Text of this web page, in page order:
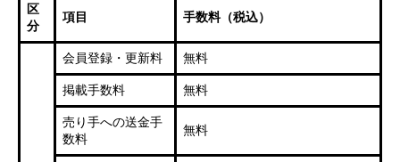
区
分
項目 手数料（税込）
会員登録・更新料 無料
掲載手数料 無料
売り手への送金手
数料
無料